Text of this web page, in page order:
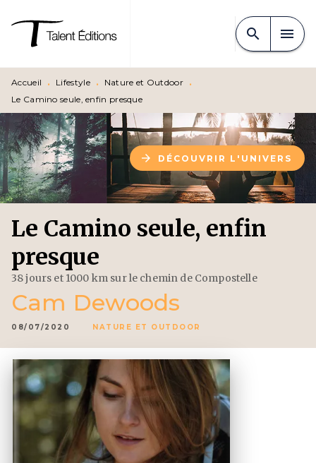
MENU CONTENU
PIED DE PAGE
search menu
Accueil • Lifestyle • Nature et Outdoor •
Le Camino seule, enfin presque
arrow_forward DÉCOUVRIR L'UNIVERS
Le Camino seule, enfin
presque
38 jours et 1000 km sur le chemin de Compostelle
Cam Dewoods
08/07/2020 NATURE ET OUTDOOR